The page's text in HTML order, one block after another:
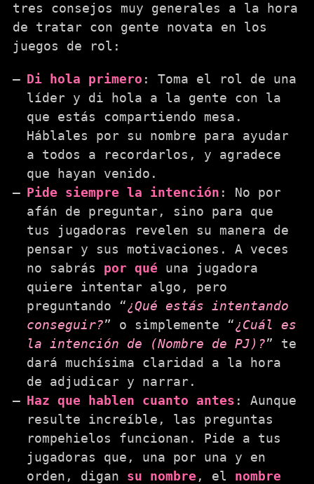
tres consejos muy generales a la hora
de tratar con gente novata en los
juegos de rol:
Di hola primero : Toma el rol de una
líder y di hola a la gente con la
que estás compartiendo mesa.
Háblales por su nombre para ayudar
a todos a recordarlos, y agradece
que hayan venido.
Pide siempre la intención : No por
afán de preguntar, sino para que
tus jugadoras revelen su manera de
pensar y sus motivaciones. A veces
no sabrás por qué una jugadora
quiere intentar algo, pero
preguntando “¿Qué estás intentando
conseguir?” o simplemente “¿Cuál es
la intención de (Nombre de PJ)?” te
dará muchísima claridad a la hora
de adjudicar y narrar.
Haz que hablen cuanto antes : Aunque
resulte increíble, las preguntas
rompehielos funcionan. Pide a tus
jugadoras que, una por una y en
orden, digan su nombre, el nombre